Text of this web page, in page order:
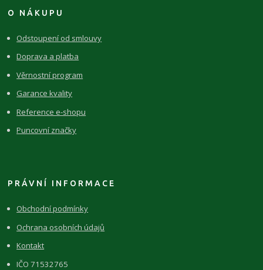
O NÁKUPU
Odstoupení od smlouvy
Doprava a platba
Věrnostní program
Garance kvality
Reference e-shopu
Puncovní značky
PRÁVNÍ INFORMACE
Obchodní podmínky
Ochrana osobních údajů
Kontakt
IČO 71532765